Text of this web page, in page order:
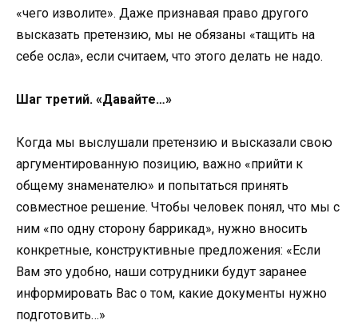
«чего изволите». Даже признавая право другого
высказать претензию, мы не обязаны «тащить на
себе осла», если считаем, что этого делать не надо.
Шаг третий. «Давайте…»
Когда мы выслушали претензию и высказали свою
аргументированную позицию, важно «прийти к
общему знаменателю» и попытаться принять
совместное решение. Чтобы человек понял, что мы с
ним «по одну сторону баррикад», нужно вносить
конкретные, конструктивные предложения: «Если
Вам это удобно, наши сотрудники будут заранее
информировать Вас о том, какие документы нужно
подготовить…»